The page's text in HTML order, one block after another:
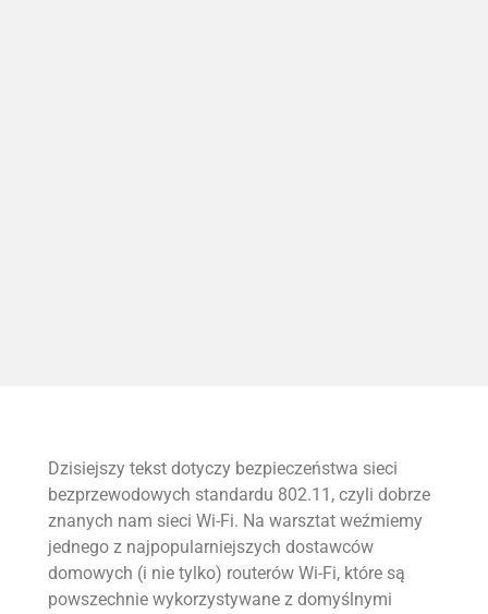
Dzisiejszy tekst dotyczy bezpieczeństwa sieci
bezprzewodowych standardu 802.11, czyli dobrze
znanych nam sieci Wi-Fi. Na warsztat weźmiemy
jednego z najpopularniejszych dostawców
domowych (i nie tylko) routerów Wi-Fi, które są
powszechnie wykorzystywane z domyślnymi